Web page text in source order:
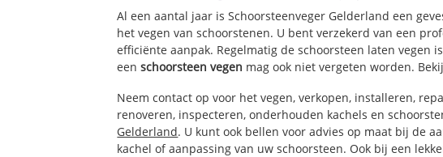
Velp-Zuid ten zuiden van
Waterstraat
Al een aantal jaar is Schoorsteenveger Gelderland een
het vegen van schoorstenen. U bent verzekerd van een
efficiënte aanpak. Regelmatig de schoorsteen laten vegen
eenschoorsteen vegen mag ook niet vergeten worden.
Neem contact op voor het vegen, verkopen, installeren,
renoveren, inspecteren, onderhouden kachels en
Gelderland. U kunt ook bellen voor advies op maat bij de
kachel of aanpassing van uw schoorsteen. Ook bij een